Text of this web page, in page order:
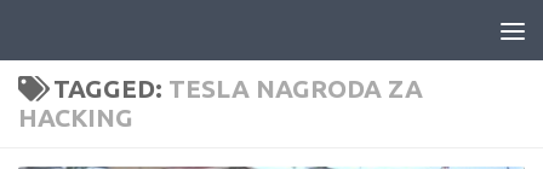
TAGGED: TESLA NAGRODA ZA
HACKING